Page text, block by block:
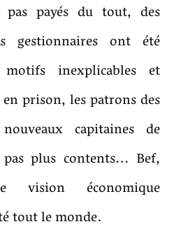
payés du tout, des
gestionnaires ont été
inexplicables et
prison, les patrons des
capitaines de
plus contents… Bef,
vision économique
tout le monde.